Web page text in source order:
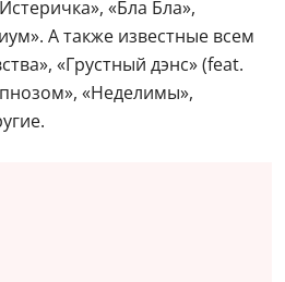
«Бла Бла»,
А также известные всем
«Грустный дэнс» (feat.
«Неделимы»,